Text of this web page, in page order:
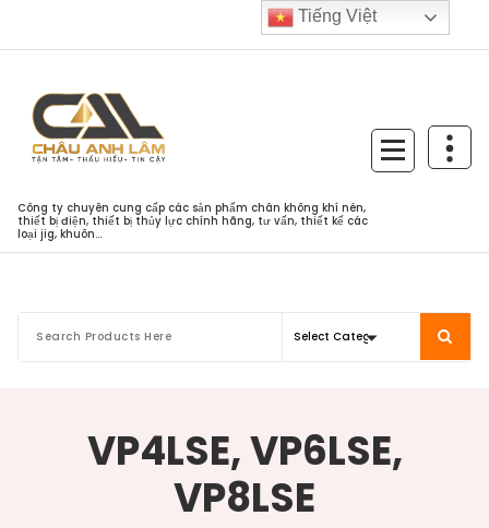
Công ty chuyên cung cấp các sản phẩm chân không khí nén,
thiết bị điện, thiết bị thủy lực chính hãng, tư vấn, thiết kế các
loại jig, khuôn...
VP4LSE, VP6LSE,
VP8LSE
Tiếng Việt